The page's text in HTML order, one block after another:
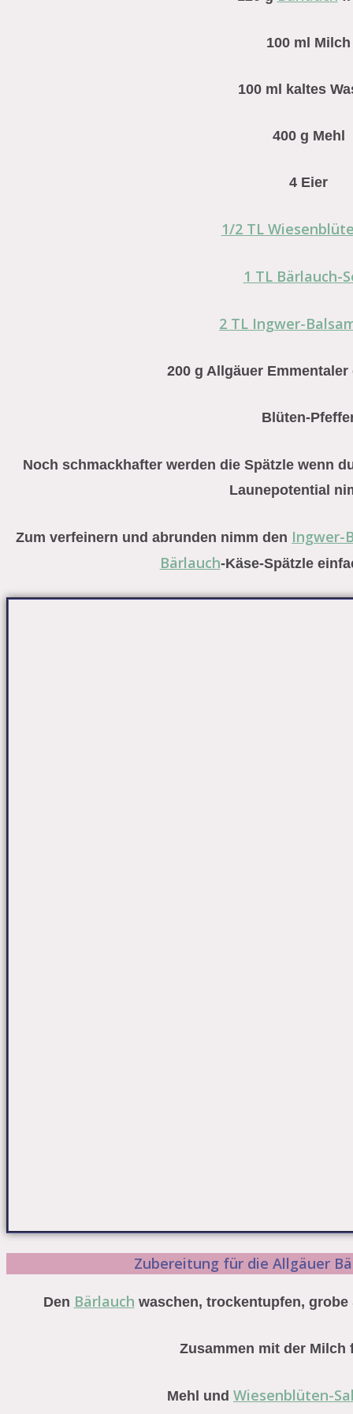
100 ml Milch⁠
100 ml kaltes
400 g Mehl⁠
⁠4 Eier⁠
1/2 TL
1 TL Bärlauch-
2 TL Ingwer-
200 g Allgäuer
Blüten-
Noch schmackhafter werden die Spätzle wenn
Launepotential
Zum verfeinern und abrunden nimm den Ingwer-
Bärlauch-Käse-Spätzle
Zubereitung für die Allgäuer
Den Bärlauch waschen, trockentupfen,
Zusammen mit der Milch
Mehl und Wiesenblüten-